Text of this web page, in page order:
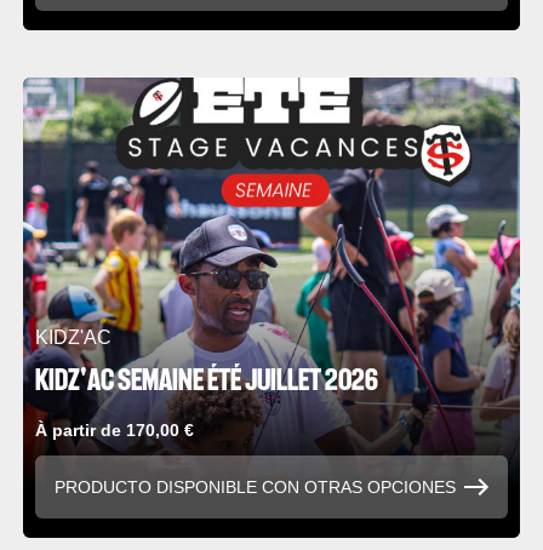
KIDZ'AC
KIDZ'AC SEMAINE ÉTÉ JUILLET 2026
À partir de 170,00 €
PRODUCTO DISPONIBLE CON OTRAS OPCIONES